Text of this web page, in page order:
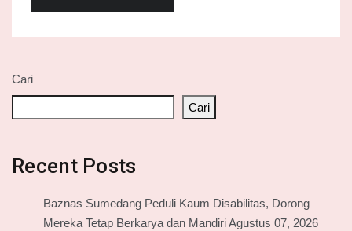
Cari
Cari
Recent Posts
Baznas Sumedang Peduli Kaum Disabilitas, Dorong
Mereka Tetap Berkarya dan Mandiri Agustus 07, 2026